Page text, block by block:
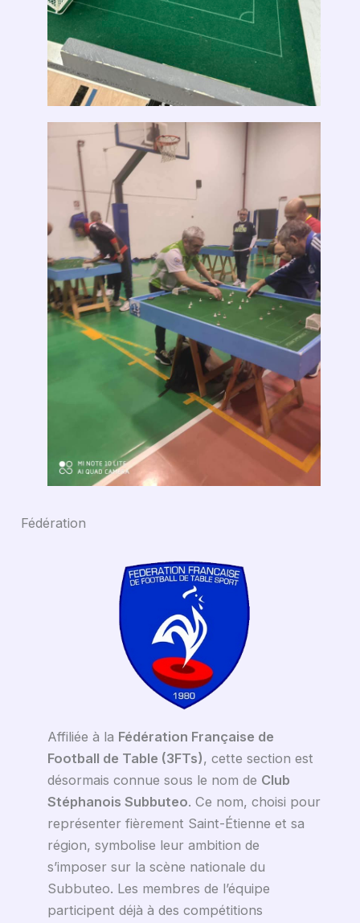
Fédération
Affiliée à la Fédération Française de
Football de Table (3FTs), cette section est
désormais connue sous le nom de Club
Stéphanois Subbuteo. Ce nom, choisi pour
représenter fièrement Saint-Étienne et sa
région, symbolise leur ambition de
s’imposer sur la scène nationale du
Subbuteo. Les membres de l’équipe
participent déjà à des compétitions